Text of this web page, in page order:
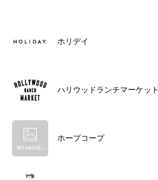
ホリデイ
ハリウッドランチマーケット
ホープコープ